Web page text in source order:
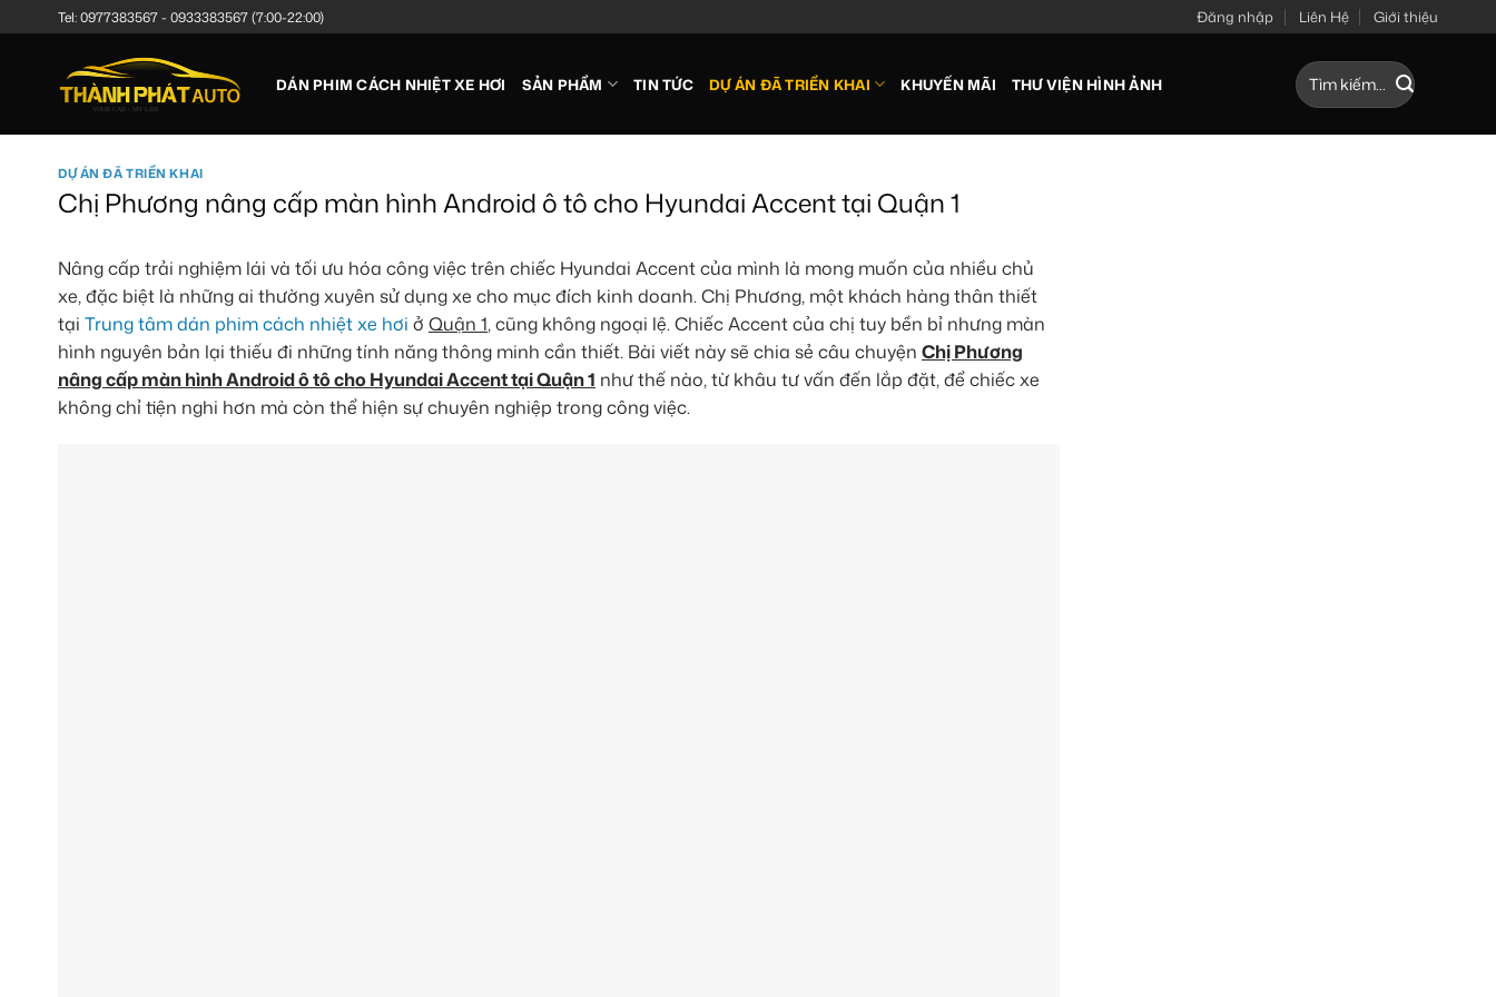
qua
Tel:0977383567- 0933383567(7:00-22:00) Đăng nhập Liên Hệ Giới thiệu
DÁN PHIM CÁCH NHIỆT XE HƠI SẢN PHẨM TIN TỨC DỰ ÁN ĐÃ TRIỂN KHAI KHUYẾN MÃI THƯ VIỆN HÌNH ẢNH
Tìm
kiếm:
DỰ ÁN ĐÃ TRIỂN KHAI
Chị Phương nâng cấp màn hình Android ô tô cho Hyundai Accent tại Quận 1
Nâng cấp trải nghiệm lái và tối ưu hóa công việc trên chiếc Hyundai Accent của mình là mong muốn của nhiều chủ
xe, đặc biệt là những ai thường xuyên sử dụng xe cho mục đích kinh doanh. Chị Phương, một khách hàng thân thiết
tại Trung tâm dán phim cách nhiệt xe hơi ở Quận 1, cũng không ngoại lệ. Chiếc Accent của chị tuy bền bỉ nhưng màn
hình nguyên bản lại thiếu đi những tính năng thông minh cần thiết. Bài viết này sẽ chia sẻ câu chuyện Chị Phương
nâng cấp màn hình Android ô tô cho Hyundai Accent tại Quận 1 như thế nào, từ khâu tư vấn đến lắp đặt, để chiếc xe
không chỉ tiện nghi hơn mà còn thể hiện sự chuyên nghiệp trong công việc.